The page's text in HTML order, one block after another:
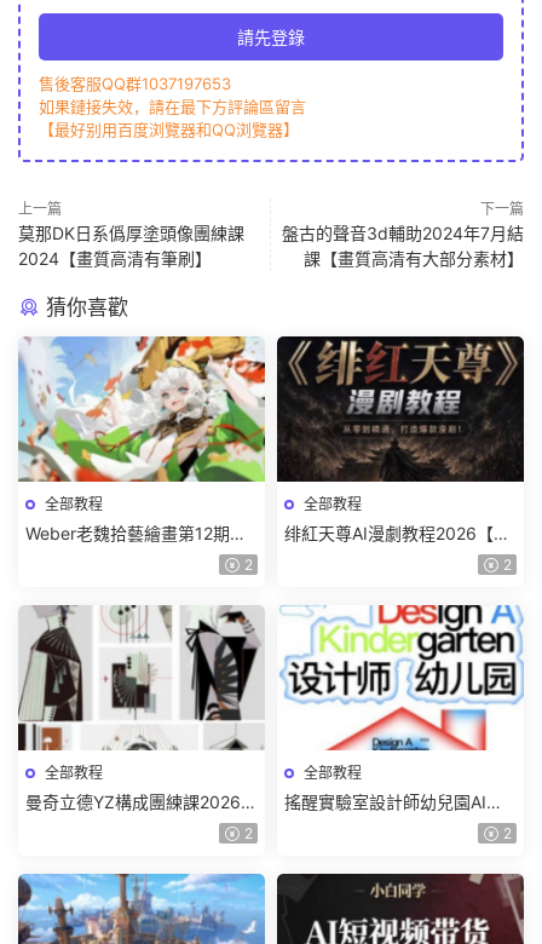
請先登錄
售後客服QQ群1037197653
如果鏈接失效，請在最下方評論區留言
【最好别用百度浏覽器和QQ浏覽器】
上一篇
莫那DK日系僞厚塗頭像團練課
2024【畫質高清有筆刷】
下一篇
盤古的聲音3d輔助2024年7月結
課【畫質高清有大部分素材】
猜你喜歡
全部教程
Weber老魏拾藝繪畫第12期角
色特訓班【畫質不錯隻有視
2
全部教程
绯紅天尊AI漫劇教程2026【畫
2
全部教程
曼奇立德YZ構成團練課2026年
8月已結課【畫質高清有課件】
2
全部教程
搖醒實驗室設計師幼兒園AI軟
件基礎課2025【畫質不錯有素
2